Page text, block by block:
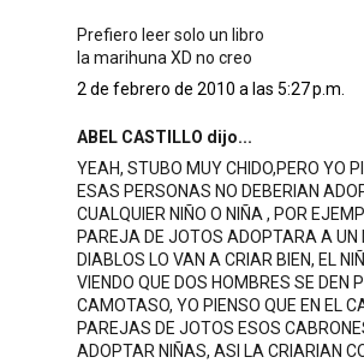
Prefiero leer solo un libro
la marihuna XD no creo
2 de febrero de 2010 a las 5:27 p.m.
ABEL CASTILLO dijo...
YEAH, STUBO MUY CHIDO,PERO YO
ESAS PERSONAS NO DEBERIAN
CUALQUIER NIÑO O NIÑA , POR
PAREJA DE JOTOS ADOPTARA A UN
DIABLOS LO VAN A CRIAR BIEN, EL
VIENDO QUE DOS HOMBRES SE DEN
CAMOTASO, YO PIENSO QUE EN EL
PAREJAS DE JOTOS ESOS
ADOPTAR NIÑAS, ASI LA CRIARIAN